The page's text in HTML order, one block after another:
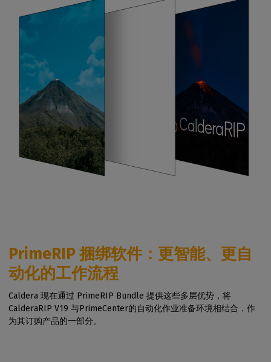
PrimeRIP 捆绑软件：更智能、更自
动化的工作流程
Caldera 现在通过 PrimeRIP Bundle 提供这些多层优势，将
CalderaRIP V19 与PrimeCenter的自动化作业准备环境相结合，作
为其订购产品的一部分。